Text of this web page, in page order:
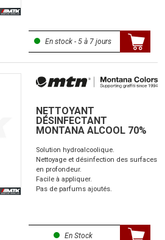
En stock - 5 à 7 jours
NETTOYANT
DÉSINFECTANT
MONTANA ALCOOL 70%
Solution hydroalcoolique.
Nettoyage et désinfection des surfaces
en profondeur.
Facile à appliquer.
Pas de parfums ajoutés.
En Stock